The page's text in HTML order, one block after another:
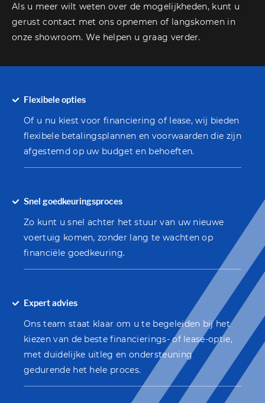
Als u meer wilt weten over de mogelijkheden, kunt u
gerust contact met ons opnemen of langskomen in
onze showroom. We helpen u graag verder.
Flexibele opties
Of u nu kiest voor financiering of lease, wij bieden
flexibele betalingsplannen en voorwaarden die zijn
afgestemd op uw budget en behoeften.
Snel goedkeuringsproces
Zo kunt u snel achter het stuur van uw nieuwe
voertuig komen, zonder lang te wachten op
financiële goedkeuring.
Expert advies
Ons team staat klaar om u te begeleiden bij het
kiezen van de beste financierings- of lease-optie,
met duidelijke uitleg en ondersteuning
gedurende het hele proces.